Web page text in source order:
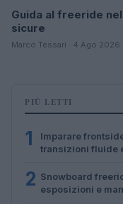
Guida al freeride
sicure
Marco Tessari · 4 Ago 2026
PIÙ LETTI
1
Imparare
transizioni fluide
2 Snowboard
esposizioni e